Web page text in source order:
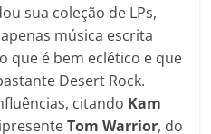
sua coleção de LPs,
música escrita
que é bem eclético e que
Desert Rock.
citando Kam
Tom Warrior, do